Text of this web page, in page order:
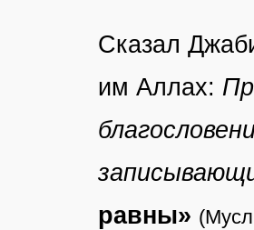
Сказал
им Аллах:
равны»